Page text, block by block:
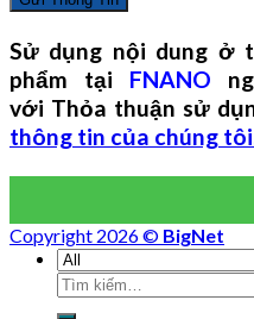
Sử dụng nội dung ở
phẩm tại
FNANO
với Thỏa thuận sử
thông tin của chúng
Copyright 2026 © BigNet